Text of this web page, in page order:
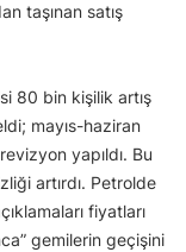
taşınan satış
80 bin kişilik artış
mayıs-haziran
yapıldı. Bu
artırdı. Petrolde
fiyatları
gemilerin geçişini